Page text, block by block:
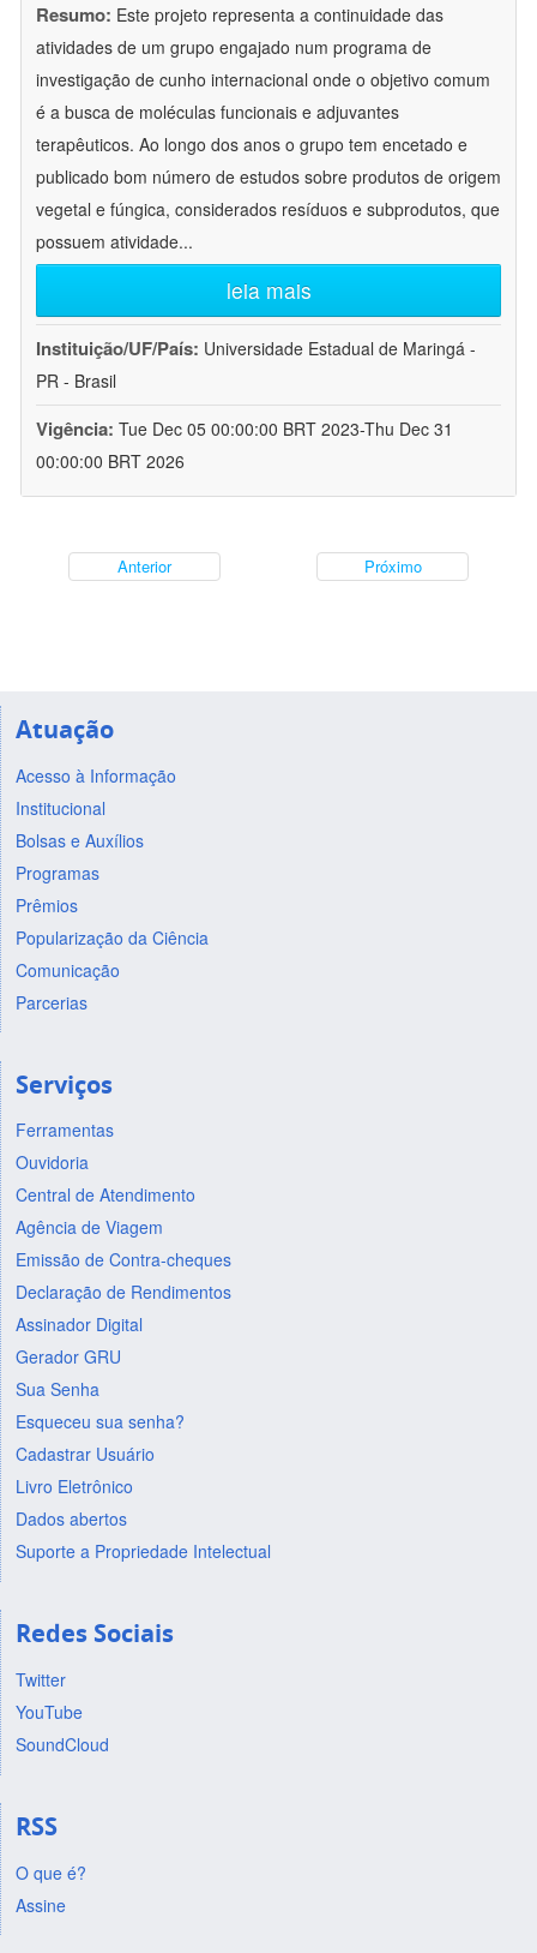
Resumo: Este projeto representa a continuidade das
atividades de um grupo engajado num programa de
investigação de cunho internacional onde o objetivo comum
é a busca de moléculas funcionais e adjuvantes
terapêuticos. Ao longo dos anos o grupo tem encetado e
publicado bom número de estudos sobre produtos de origem
vegetal e fúngica, considerados resíduos e subprodutos, que
possuem atividade...
leia mais
Instituição/UF/País: Universidade Estadual de Maringá -
PR - Brasil
Vigência: Tue Dec 05 00:00:00 BRT 2023-Thu Dec 31
00:00:00 BRT 2026
Anterior Próximo
Atuação
Acesso à Informação
Institucional
Bolsas e Auxílios
Programas
Prêmios
Popularização da Ciência
Comunicação
Parcerias
Serviços
Ferramentas
Ouvidoria
Central de Atendimento
Agência de Viagem
Emissão de Contra-cheques
Declaração de Rendimentos
Assinador Digital
Gerador GRU
Sua Senha
Esqueceu sua senha?
Cadastrar Usuário
Livro Eletrônico
Dados abertos
Suporte a Propriedade Intelectual
Redes Sociais
Twitter
YouTube
SoundCloud
RSS
O que é?
Assine